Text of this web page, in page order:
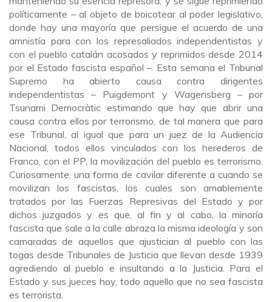
políticamente – al objeto de boicotear al poder legislativo,
donde hay una mayoría que persigue el acuerdo de una
amnistía para con los represaliados independentistas y
con el pueblo catalán acosados y reprimidos desde 2014
por el Estado fascista español –. Esta semana el Tribunal
Supremo ha abierto causa contra dirigentes
independentistas – Puigdemont y Wagensberg – por
Tsunami Democràtic estimando que hay que abrir una
causa contra ellos por terrorismo, de tal manera que para
ese Tribunal, al igual que para un juez de la Audiencia
Nacional, todos ellos vinculados con los herederos de
Franco, con el PP, la movilización del pueblo es terrorismo.
Curiosamente, una forma de cavilar diferente a cuando se
movilizan los fascistas, los cuales son amablemente
tratados por las Fuerzas Represivas del Estado y por
dichos juzgados y es que, al fin y al cabo, la minoría
fascista que sale a la calle abraza la misma ideología y son
camaradas de aquellos que ajustician al pueblo con las
togas desde Tribunales de Justicia que llevan desde 1939
agrediendo al pueblo e insultando a la Justicia. Para el
Estado y sus jueces hoy, todo aquello que no sea fascista
es terrorista.